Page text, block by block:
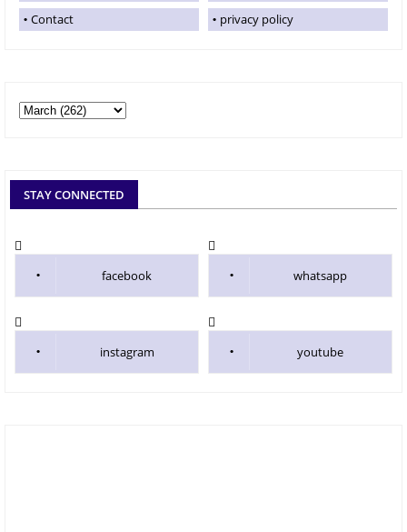
Contact
privacy policy
STAY CONNECTED
facebook whatsapp
instagram youtube